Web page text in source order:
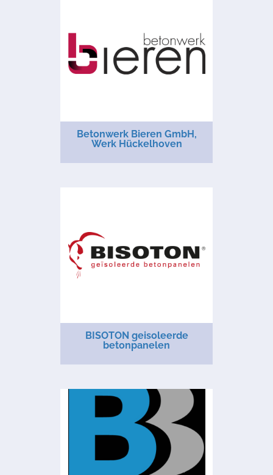
Betonwerk Bieren GmbH,
Werk Hückelhoven
BISOTON geisoleerde
betonpanelen